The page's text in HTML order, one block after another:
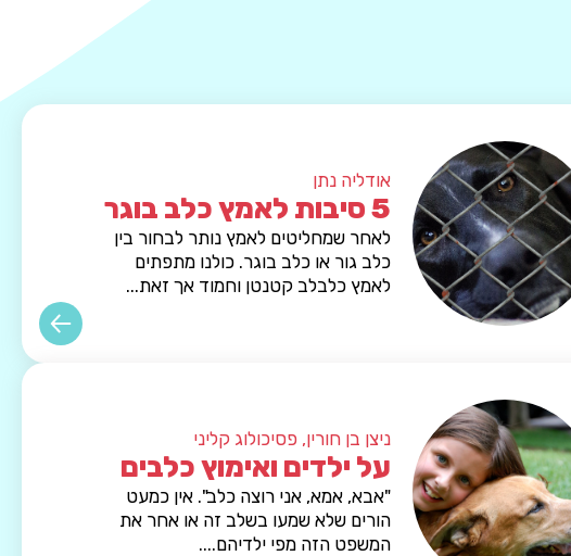
אודליה נתן
5 סיבות לאמץ כלב בוגר
לאחר שמחליטים לאמץ נותר לבחור בין
כלב גור או כלב בוגר. כולנו מתפתים
לאמץ כלבלב קטנטן וחמוד אך זאת...
ניצן בן חורין, פסיכולוג קליני
על ילדים ואימוץ כלבים
"אבא, אמא, אני רוצה כלב". אין כמעט
הורים שלא שמעו בשלב זה או אחר את
המשפט הזה מפי ילדיהם....